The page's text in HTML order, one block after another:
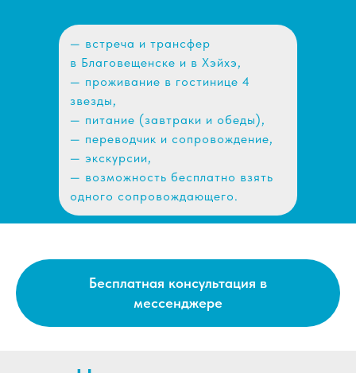
— встреча и трансфер
в Благовещенске и в Хэйхэ,
— проживание в гостинице 4
звезды,
— питание (завтраки и обеды),
— переводчик и сопровождение,
— экскурсии,
— возможность бесплатно взять
одного сопровождающего.
Бесплатная консультация в
мессенджере